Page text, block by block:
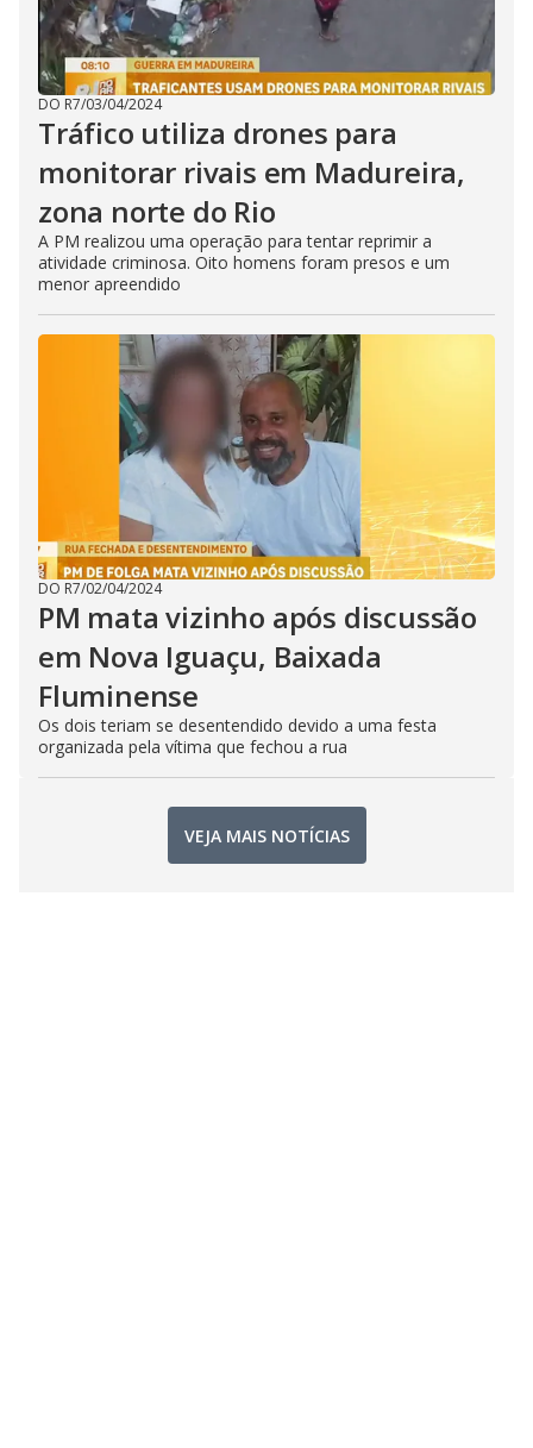
DO R7/03/04/2024
Tráfico utiliza drones para
monitorar rivais em Madureira,
zona norte do Rio
A PM realizou uma operação para tentar reprimir a
atividade criminosa. Oito homens foram presos e um
menor apreendido
DO R7/02/04/2024
PM mata vizinho após discussão
em Nova Iguaçu, Baixada
Fluminense
Os dois teriam se desentendido devido a uma festa
organizada pela vítima que fechou a rua
VEJA MAIS NOTÍCIAS